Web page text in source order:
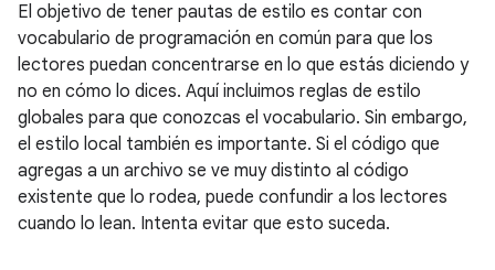
El objetivo de tener pautas de estilo es contar con
vocabulario de programación en común para que los
lectores puedan concentrarse en lo que estás diciendo y
no en cómo lo dices. Aquí incluimos reglas de estilo
globales para que conozcas el vocabulario. Sin embargo,
el estilo local también es importante. Si el código que
agregas a un archivo se ve muy distinto al código
existente que lo rodea, puede confundir a los lectores
cuando lo lean. Intenta evitar que esto suceda.